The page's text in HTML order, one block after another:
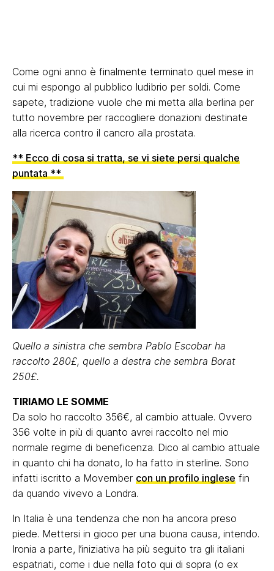
Come ogni anno è finalmente terminato quel mese in
cui mi espongo al pubblico ludibrio per soldi. Come
sapete, tradizione vuole che mi metta alla berlina per
tutto novembre per raccogliere donazioni destinate
alla ricerca contro il cancro alla prostata.
** Ecco di cosa si tratta, se vi siete persi qualche
puntata **
Quello a sinistra che sembra Pablo Escobar ha
raccolto 280£, quello a destra che sembra Borat
250£.
TIRIAMO LE SOMME
Da solo ho raccolto 356€, al cambio attuale. Ovvero
356 volte in più di quanto avrei raccolto nel mio
normale regime di beneficenza. Dico al cambio attuale
in quanto chi ha donato, lo ha fatto in sterline. Sono
infatti iscritto a Movember con un profilo inglese fin
da quando vivevo a Londra.
In Italia è una tendenza che non ha ancora preso
piede. Mettersi in gioco per una buona causa, intendo.
Ironia a parte, l’iniziativa ha più seguito tra gli italiani
espatriati, come i due nella foto qui di sopra (o ex